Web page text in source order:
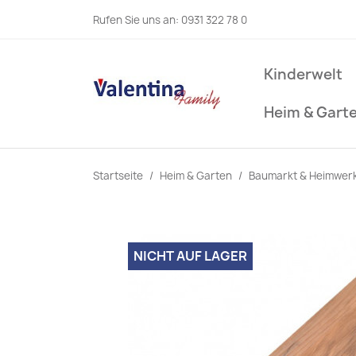
Rufen Sie uns an: 0931 322 78 0
Kinderwelt
Heim &
Startseite Heim & Garten Baumarkt &
NICHT AUF LAGER